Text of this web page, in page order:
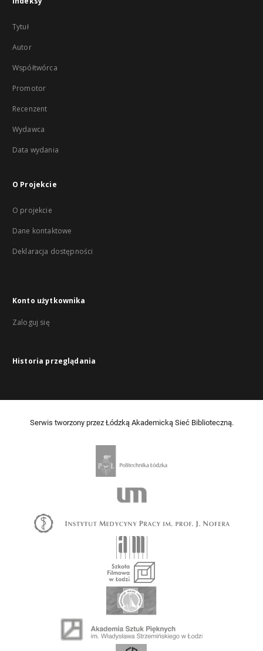
Tytuł
Autor
Współtwórca
Promotor
Recenzent
Wydawca
Data wydania
O Projekcie
O projekcie
Dane kontaktowe
Deklaracja dostępności
Konto użytkownika
Zaloguj się
Historia przeglądania
Serwis tworzony przez Łódzką Akademicką Sieć Biblioteczną.